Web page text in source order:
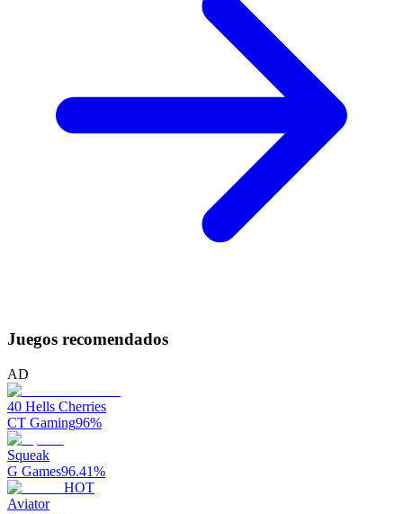
Juegos recomendados
AD
40 Hells Cherries
CT Gaming96%
Squeak
G Games96.41%
HOT
Aviator